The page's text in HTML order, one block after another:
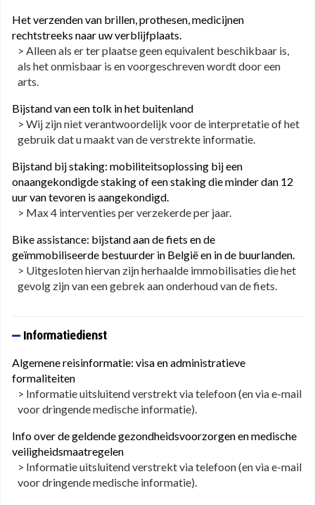
Het verzenden van brillen, prothesen, medicijnen
rechtstreeks naar uw verblijfplaats.
> Alleen als er ter plaatse geen equivalent beschikbaar is,
als het onmisbaar is en voorgeschreven wordt door een
arts.
Bijstand van een tolk in het buitenland
> Wij zijn niet verantwoordelijk voor de interpretatie of het
gebruik dat u maakt van de verstrekte informatie.
Bijstand bij staking: mobiliteitsoplossing bij een
onaangekondigde staking of een staking die minder dan 12
uur van tevoren is aangekondigd.
> Max 4 interventies per verzekerde per jaar.
Bike assistance: bijstand aan de fiets en de
geïmmobiliseerde bestuurder in België en in de buurlanden.
> Uitgesloten hiervan zijn herhaalde immobilisaties die het
gevolg zijn van een gebrek aan onderhoud van de fiets.
Informatiedienst
Algemene reisinformatie: visa en administratieve
formaliteiten
> Informatie uitsluitend verstrekt via telefoon (en via e-mail
voor dringende medische informatie).
Info over de geldende gezondheidsvoorzorgen en medische
veiligheidsmaatregelen
> Informatie uitsluitend verstrekt via telefoon (en via e-mail
voor dringende medische informatie).